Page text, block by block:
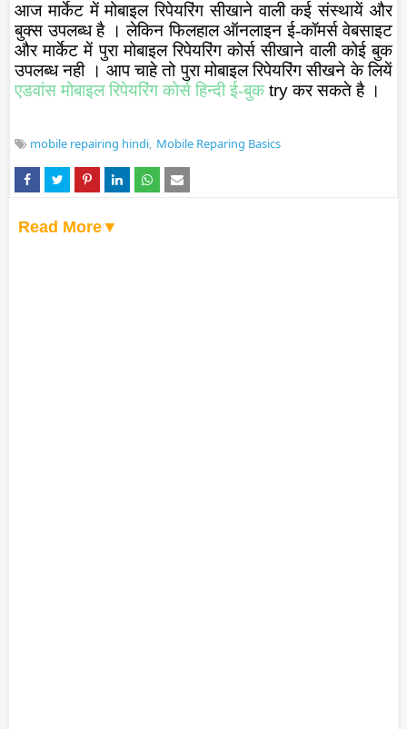
आज मार्केट में मोबाइल रिपेयरिंग सीखाने वाली कई संस्थायें और
बुक्स उपलब्ध है । लेकिन फिलहाल ऑनलाइन ई-कॉमर्स वेबसाइट
और मार्केट में पुरा मोबाइल रिपेयरिंग कोर्स सीखाने वाली कोई बुक
उपलब्ध नही । आप चाहे तो पुरा मोबाइल रिपेयरिंग सीखने के लियें
एडवांस मोबाइल रिपेयरिंग कोर्स हिन्दी ई-बुक try कर सकते है ।
mobile repairing hindi Mobile Reparing Basics
Read More▼